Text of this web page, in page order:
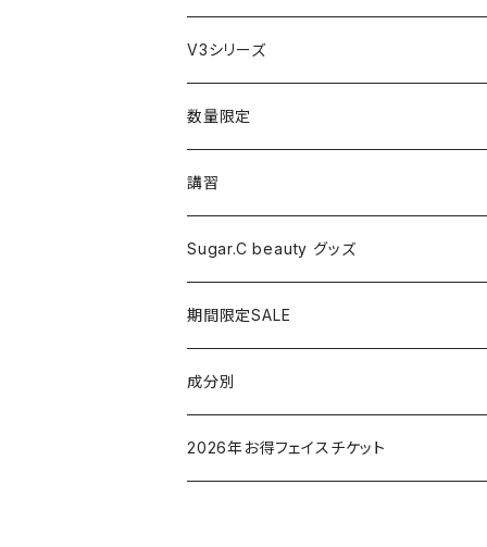
美顔器／スチーマー
シャワーヘッド
マッサージ
ドライヤー
脱毛器
クレイツ
セット
グッズ
V3シリーズ
数量限定
講習
Sugar.C beauty グッズ
期間限定SALE
成分別
ヒアルロン酸
2026年お得フェイスチケット